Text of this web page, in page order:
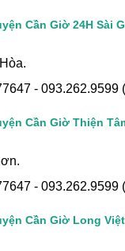
Cần Giờ 24H Sài
- 093.262.9599
Cần Giờ Thiện
- 093.262.9599
Cần Giờ Long Việt